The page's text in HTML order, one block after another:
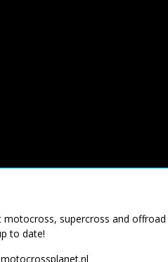
motocross, supercross and
to date!